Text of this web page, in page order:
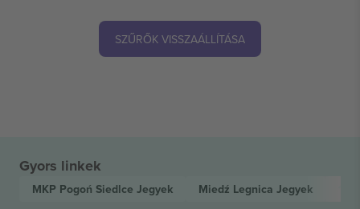
SZŰRŐK VISSZAÁLLÍTÁSA
Gyors linkek
MKP Pogoń Siedlce Jegyek Miedź Legnica Jegyek